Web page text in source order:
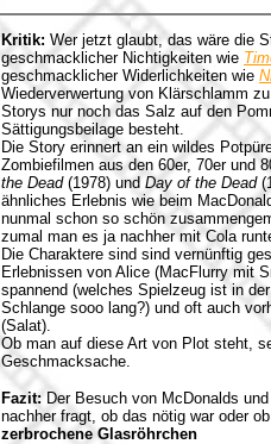
Kritik: Wer jetzt glaubt, das wäre die
geschmacklicher Nichtigkeiten wie
geschmacklicher Widerlichkeiten wie
Wiederverwertung von Klärschlamm
Storys nur noch das Salz auf den
Sättigungsbeilage besteht.
Die Story erinnert an ein wildes
Zombiefilmen aus den 60er, 70er und
the Dead(1978) und Day of the Dead
ähnliches Erlebnis wie beim
nunmal schon so schön
zumal man es ja nachher mit Cola
Die Charaktere sind sind vernünftig
Erlebnissen von Alice (MacFlurry mit
spannend (welches Spielzeug ist in
Schlange sooo lang?) und oft auch
(Salat).
Ob man auf diese Art von Plot steht,
Geschmacksache.
Fazit:Der Besuch von McDonalds
nachher fragt, ob das nötig war oder
zerbrochene Glasröhrchen